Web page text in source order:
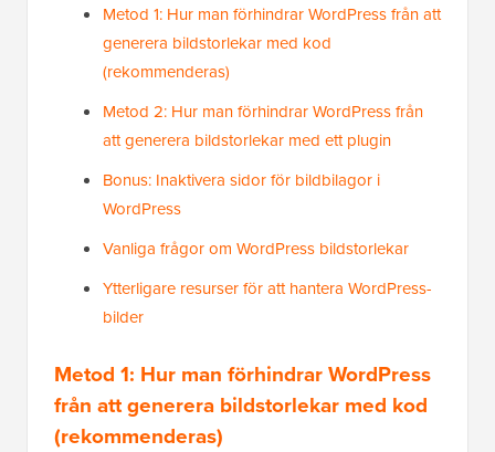
Metod 1: Hur man förhindrar WordPress från att
generera bildstorlekar med kod
(rekommenderas)
Metod 2: Hur man förhindrar WordPress från
att generera bildstorlekar med ett plugin
Bonus: Inaktivera sidor för bildbilagor i
WordPress
Vanliga frågor om WordPress bildstorlekar
Ytterligare resurser för att hantera WordPress-
bilder
Metod 1: Hur man förhindrar WordPress
från att generera bildstorlekar med kod
(rekommenderas)